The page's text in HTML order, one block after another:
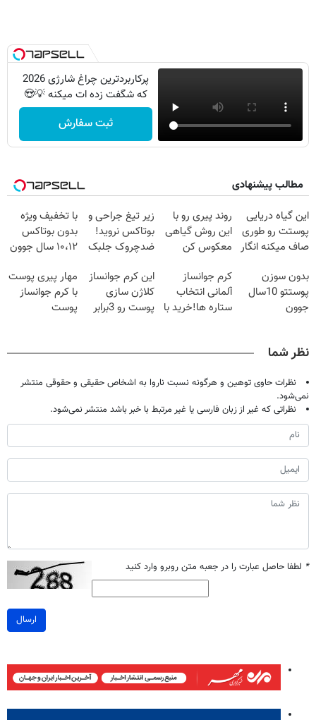
پرکاربردترین چراغ شارژی 2026
که شگفت زده ات میکنه 💡😍
ثبت سفارش
مطالب پیشنهادی
این گیاه دریایی
پوستت رو طوری
صاف میکنه انگار
شدی🔥
روند پیری رو با
این روش گیاهی
معکوس کن
زیر تیغ جراحی و
بوتاکس نروید!
ضدچروک جلبک
با تخفیف ویژه
بدون بوتاکس
۱۰،۱۲ سال جوون
بدون سوزن
پوستتو 10سال
جوون
کرم جوانساز
آلمانی انتخاب
ستاره ها!خرید با
این کرم جوانساز
کلاژن سازی
پوست رو 3برابر
مهار پیری پوست
با کرم جوانساز
پوست
نظر شما
نظرات حاوی توهین و هرگونه نسبت ناروا به اشخاص حقیقی و حقوقی منتشر
نمی‌شود.
نظراتی که غیر از زبان فارسی یا غیر مرتبط با خبر باشد منتشر نمی‌شود.
* لطفا حاصل عبارت را در جعبه متن روبرو وارد کنید
ارسال